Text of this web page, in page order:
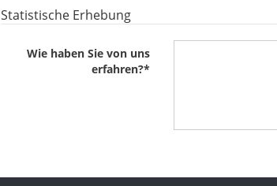
Statistische Erhebung
Wie haben Sie von uns
erfahren?*